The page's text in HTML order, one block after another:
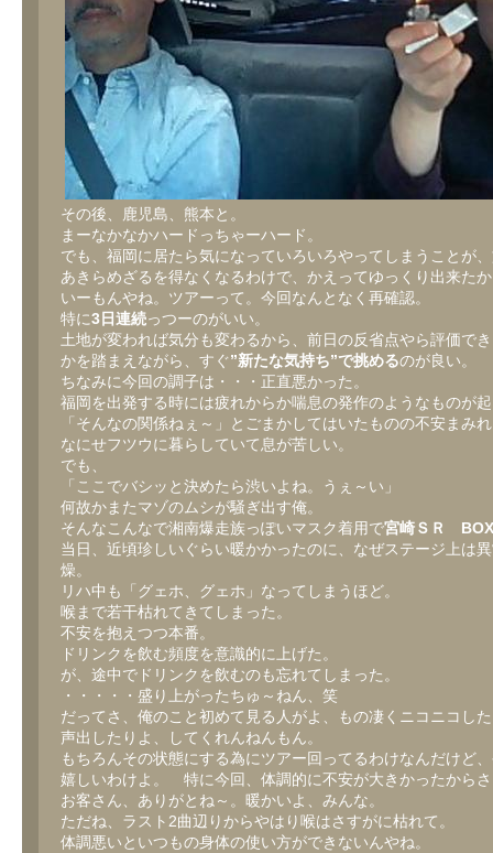
その後、鹿児島、熊本と。
まーなかなかハードっちゃーハード。
でも、福岡に居たら気になっていろいろやってしまうことが
あきらめざるを得なくなるわけで、かえってゆっくり出来た
いーもんやね。ツアーって。今回なんとなく再確認。
特に3日連続っつーのがいい。
土地が変われば気分も変わるから、前日の反省点やら評価で
かを踏まえながら、すぐ”新たな気持ち”で挑めるのが良い。
ちなみに今回の調子は・・・正直悪かった。
福岡を出発する時には疲れからか喘息の発作のようなものが
「そんなの関係ねぇ～」とごまかしてはいたものの不安まみ
なにせフツウに暮らしていて息が苦しい。
でも、
「ここでバシッと決めたら渋いよね。うぇ～い」
何故かまたマゾのムシが騒ぎ出す俺。
そんなこんなで湘南爆走族っぽいマスク着用で宮崎ＳＲ BOX
当日、近頃珍しいぐらい暖かかったのに、なぜステージ上は
燥。
リハ中も「グェホ、グェホ」なってしまうほど。
喉まで若干枯れてきてしまった。
不安を抱えつつ本番。
ドリンクを飲む頻度を意識的に上げた。
が、途中でドリンクを飲むのも忘れてしまった。
・・・・・盛り上がったちゅ～ねん、笑
だってさ、俺のこと初めて見る人がよ、もの凄くニコニコし
声出したりよ、してくれんねんもん。
もちろんその状態にする為にツアー回ってるわけなんだけど
嬉しいわけよ。 特に今回、体調的に不安が大きかったから
お客さん、ありがとね～。暖かいよ、みんな。
ただね、ラスト2曲辺りからやはり喉はさすがに枯れて。
体調悪いといつもの身体の使い方ができないんやね。